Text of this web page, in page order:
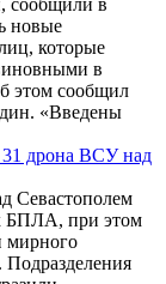
сообщили в
новые
которые
в
этом сообщил
«Введены
31 дрона ВСУ над
Севастополем
БПЛА, при этом
мирного
Подразделения